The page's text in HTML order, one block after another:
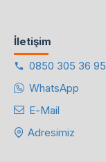
İletişim
0850 305 36 95
WhatsApp
E-Mail
Adresimiz